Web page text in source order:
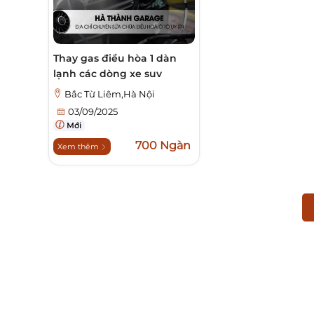
Thay gas điều hòa 1 dàn
lạnh các dòng xe suv
Bắc Từ Liêm,Hà Nội
03/09/2025
Mới
Xem thêm 700 Ngàn